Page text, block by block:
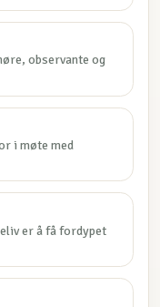
observante og
i møte med
er å få fordypet